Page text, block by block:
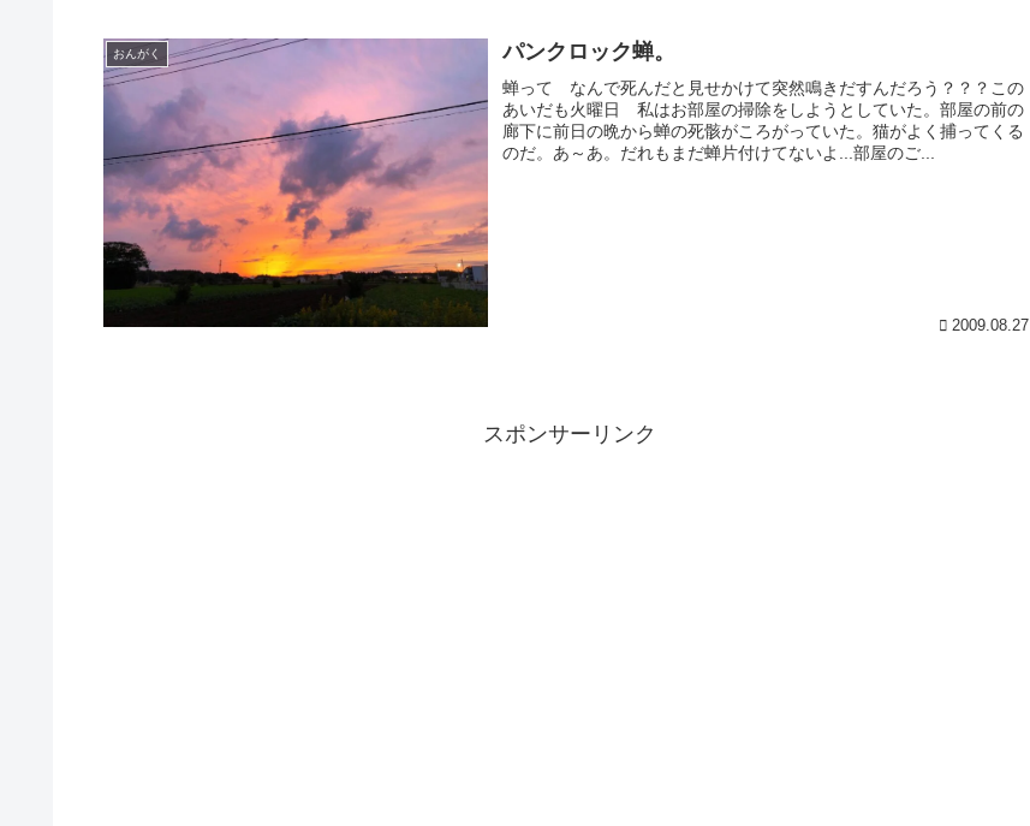
おんがく パンクロック蝉。
蝉って なんで死んだと見せかけて突然鳴きだすんだろう？？？この
あいだも火曜日 私はお部屋の掃除をしようとしていた。部屋の前の
廊下に前日の晩から蝉の死骸がころがっていた。猫がよく捕ってくる
のだ。あ～あ。だれもまだ蝉片付けてないよ...部屋のご...
2009.08.27
スポンサーリンク